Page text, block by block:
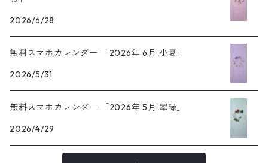
2026/6/28
無料スマホカレンダー 「2026年 6月 小夏」
2026/5/31
無料スマホカレンダー 「2026年 5月 翠緑」
2026/4/29